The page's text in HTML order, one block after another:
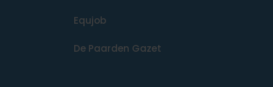
Equjob
De Paarden Gazet